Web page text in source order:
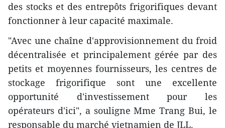
des stocks et des entrepôts frigorifiques devant
fonctionner à leur capacité maximale.
"Avec une chaîne d'approvisionnement du froid
décentralisée et principalement gérée par des
petits et moyennes fournisseurs, les centres de
stockage frigorifique sont une excellente
opportunité d'investissement pour les
opérateurs d'ici", a souligne Mme Trang Bui, le
responsable du marché vietnamien de JLL.